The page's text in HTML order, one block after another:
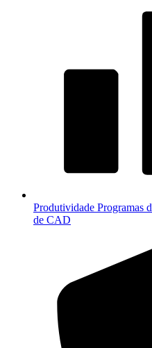
Produtividade Programas
de CAD